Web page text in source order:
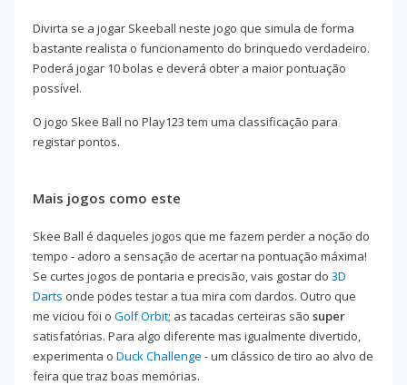
Divirta se a jogar Skeeball neste jogo que simula de forma
bastante realista o funcionamento do brinquedo verdadeiro.
Poderá jogar 10 bolas e deverá obter a maior pontuação
possível.
O jogo Skee Ball no Play123 tem uma classificação para
registar pontos.
Mais jogos como este
Skee Ball é daqueles jogos que me fazem perder a noção do
tempo - adoro a sensação de acertar na pontuação máxima!
Se curtes jogos de pontaria e precisão, vais gostar do 3D
Darts onde podes testar a tua mira com dardos. Outro que
me viciou foi o Golf Orbit; as tacadas certeiras são super
satisfatórias. Para algo diferente mas igualmente divertido,
experimenta o Duck Challenge - um clássico de tiro ao alvo de
feira que traz boas memórias.